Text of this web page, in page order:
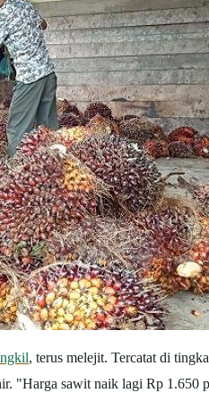
, terus melejit. Tercatat di
"Harga sawit naik lagi Rp